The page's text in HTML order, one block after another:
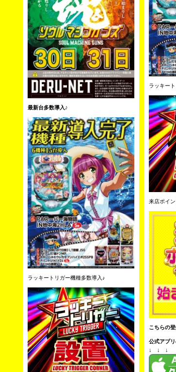
最新台多数導入♪
ラッキートリガー機種多数導入♪
ラッキー
来店ポイ
こちらの
公式アプ
↓ ↓ ↓